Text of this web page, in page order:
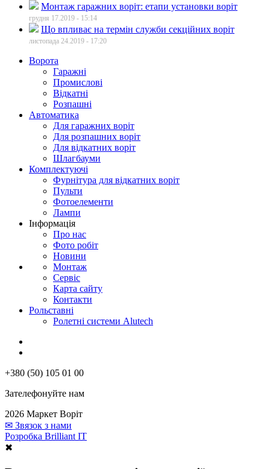
Монтаж гаражних воріт: етапи установки воріт
грудня 17.2019 - 15:14
Що впливає на термін служби секційних воріт
листопада 24.2019 - 17:20
Ворота
Гаражні
Промислові
Відкатні
Розпашні
Автоматика
Для гаражних воріт
Для розпашних воріт
Для відкатних воріт
Шлагбауми
Комплектуючі
Фурнітура для відкатних воріт
Пульти
Фотоелементи
Лампи
Інформація
Про нас
Фото робіт
Новини
Монтаж
Сервіс
Карта сайту
Контакти
Рольставні
Ролетні системи Alutech
+380 (50) 105 01 00
Зателефонуйте нам
2026 Маркет Воріт
✉ Звязок з нами
Розробка Brilliant IT
✖